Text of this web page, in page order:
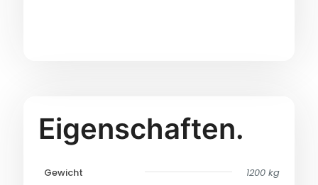
Eigenschaften.
Gewicht
1200 kg